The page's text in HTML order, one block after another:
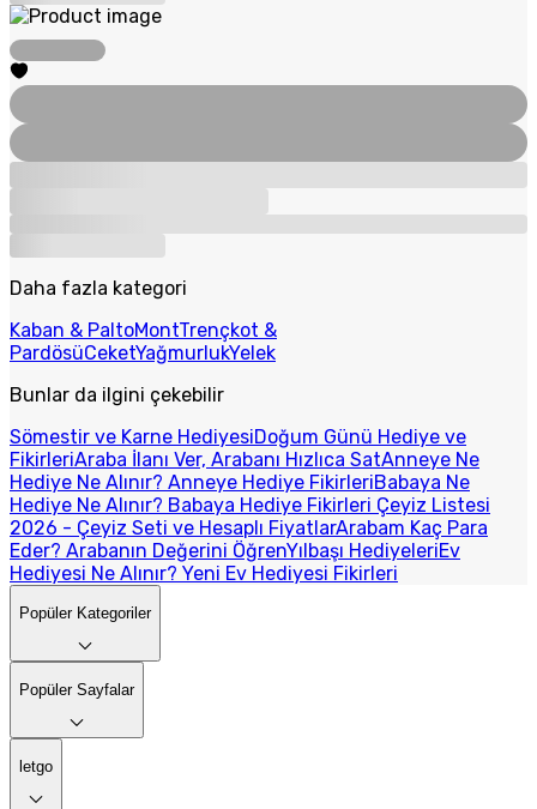
Daha fazla kategori
Kaban & PaltoMontTrençkot &
PardösüCeketYağmurlukYelek
Bunlar da ilgini çekebilir
Sömestir ve Karne HediyesiDoğum Günü Hediye ve
FikirleriAraba İlanı Ver, Arabanı Hızlıca SatAnneye Ne
Hediye Ne Alınır? Anneye Hediye FikirleriBabaya Ne
Hediye Ne Alınır? Babaya Hediye Fikirleri Çeyiz Listesi
2026 - Çeyiz Seti ve Hesaplı FiyatlarArabam Kaç Para
Eder? Arabanın Değerini ÖğrenYılbaşı HediyeleriEv
Hediyesi Ne Alınır? Yeni Ev Hediyesi Fikirleri
Popüler Kategoriler
Popüler Sayfalar
letgo